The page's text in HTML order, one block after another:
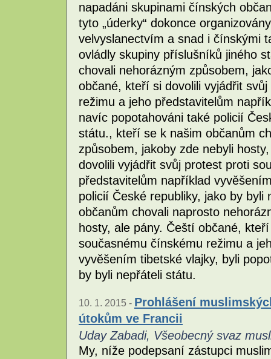
napadáni skupinami čínských
tyto „úderky“ dokonce
velvyslanectvím a snad i čínskými
ovládly skupiny příslušníků jiného
chovali nehorázným způsobem,
občané, kteří si dovolili vyjádřit
režimu a jeho představitelům
navíc popotahováni také policií
státu., kteří se k našim občanům
způsobem, jakoby zde nebyli
dovolili vyjádřit svůj protest proti
představitelům například
policií České republiky, jako by
občanům chovali naprosto
hosty, ale pány. Čeští občané,
současnému čínskému režimu a
vyvěšením tibetské vlajky, byli
by byli nepřáteli státu.
10. 1. 2015 - Prohlášení
útokům ve Francii
Uday Zabadi, Všeobecný svaz
My, níže podepsaní zástupci